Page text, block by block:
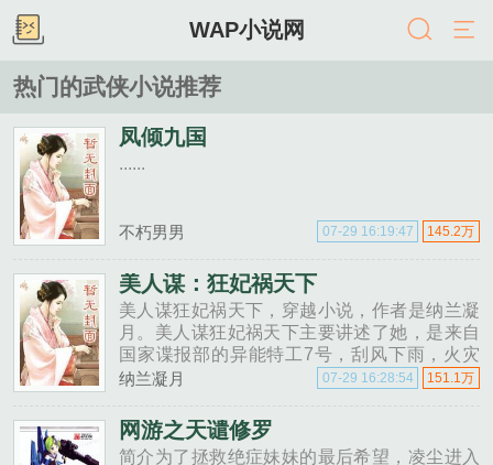
WAP小说网
热门的武侠小说推荐
凤倾九国
......
不朽男男 145.2万
07-29 16:19:47
美人谋：狂妃祸天下
美人谋狂妃祸天下，穿越小说，作者是纳兰凝
月。美人谋狂妃祸天下主要讲述了她，是来自
国家谍报部的异能特工7号，刮风下雨，火灾
海啸，潜入敌方刺探敛取情报，开锁盗宝，样
腹黑冷血，谈笑间可以将对......
纳兰凝月 151.1万
07-29 16:28:54
网游之天谴修罗
简介为了拯救绝症妹妹的最后希望，凌尘进入